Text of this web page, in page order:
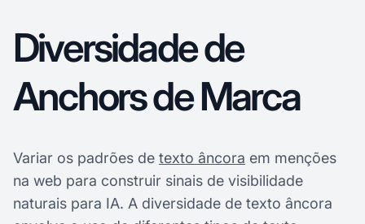
Diversidade de
Anchors de Marca
Variar os padrões de texto âncora em menções
na web para construir sinais de visibilidade
naturais para IA. A diversidade de texto âncora